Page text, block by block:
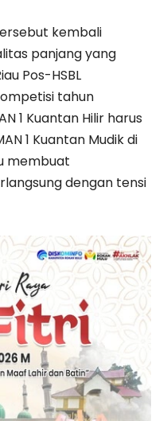
kembali
panjang yang
Pos-HSBL
tahun
1 Kuantan Hilir harus
1 Kuantan Mudik di
membuat
dengan tensi